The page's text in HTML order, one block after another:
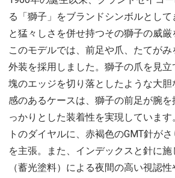
る「獅子」をブランドシンボルとし
と猛々しさを併せ持つその獅子の威厳
このモデルでは、前足や爪、たてが
外装を採用しました。獅子の爪を見
塊のエッジを切り落としたような大
感のあるケースは、獅子の前足が腕
っかりとした装着性を実現していま
トのダイヤルに、赤褐色のGMT針が
を主張。また、インデックスと針に施
（蓄光塗料）による夜間の高い視認